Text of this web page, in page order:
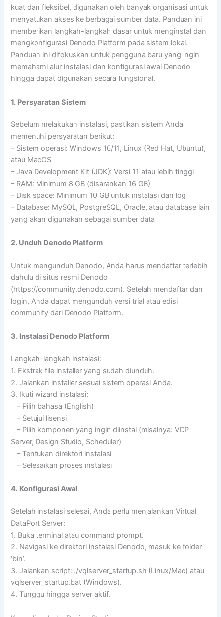
kuat dan fleksibel, digunakan oleh banyak organisasi untuk
menyatukan akses ke berbagai sumber data. Panduan ini
memberikan langkah-langkah dasar untuk menginstal dan
mengkonfigurasi Denodo Platform pada sistem lokal.
Panduan ini difokuskan untuk pengguna baru yang ingin
memahami alur instalasi dan konfigurasi awal Denodo
hingga dapat digunakan secara fungsional.
1. Persyaratan Sistem
Sebelum melakukan instalasi, pastikan sistem Anda
memenuhi persyaratan berikut:
– Sistem operasi: Windows 10/11, Linux (Red Hat, Ubuntu),
atau MacOS
– Java Development Kit (JDK): Versi 11 atau lebih tinggi
– RAM: Minimum 8 GB (disarankan 16 GB)
– Disk space: Minimum 10 GB untuk instalasi dan log
– Database: MySQL, PostgreSQL, Oracle, atau database lain
yang akan digunakan sebagai sumber data
2. Unduh Denodo Platform
Untuk mengunduh Denodo, Anda harus mendaftar terlebih
dahulu di situs resmi Denodo
(https://community.denodo.com). Setelah mendaftar dan
login, Anda dapat mengunduh versi trial atau edisi
community dari Denodo Platform.
3. Instalasi Denodo Platform
Langkah-langkah instalasi:
1. Ekstrak file installer yang sudah diunduh.
2. Jalankan installer sesuai sistem operasi Anda.
3. Ikuti wizard instalasi:
– Pilih bahasa (English)
– Setujui lisensi
– Pilih komponen yang ingin diinstal (misalnya: VDP
Server, Design Studio, Scheduler)
– Tentukan direktori instalasi
– Selesaikan proses instalasi
4. Konfigurasi Awal
Setelah instalasi selesai, Anda perlu menjalankan Virtual
DataPort Server:
1. Buka terminal atau command prompt.
2. Navigasi ke direktori instalasi Denodo, masuk ke folder
‘bin’.
3. Jalankan script: ./vqlserver_startup.sh (Linux/Mac) atau
vqlserver_startup.bat (Windows).
4. Tunggu hingga server aktif.